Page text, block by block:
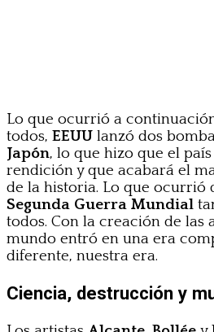
Lo que ocurrió a
todos, EEUU lanzó dos
Japón, lo que hizo que el
rendición y que acabará el
de la historia. Lo que ocurrió
Segunda Guerra Mundial
todos. Con la creación de las
mundo entró en una era
diferente, nuestra era.
Ciencia, destrucción y